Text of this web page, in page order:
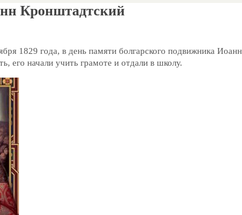
Кронштадтский
1829 года, в день памяти болгарского подвижника
его начали учить грамоте и отдали в школу.